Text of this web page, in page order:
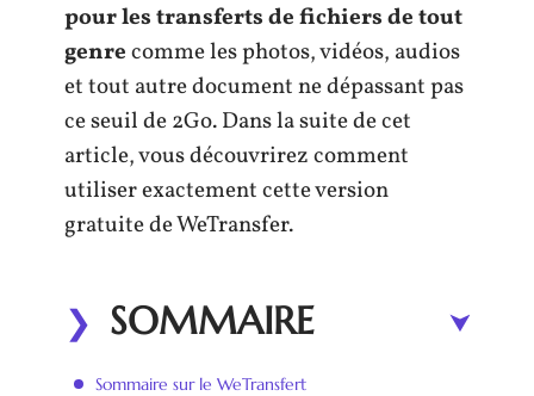
pour les transfertsde fichiers de tout
genrecomme les photos, vidéos, audios
et tout autre document ne dépassant pas
ce seuil de 2Go. Dans la suite de cet
article, vous découvrirez comment
utiliser exactement cette version
gratuite de WeTransfer.
SOMMAIRE
Sommaire sur le WeTransfert